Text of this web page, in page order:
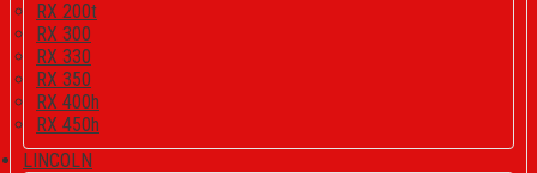
RX 200t
RX 300
RX 330
RX 350
RX 400h
RX 450h
LINCOLN